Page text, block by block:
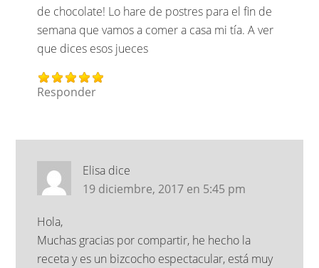
de chocolate! Lo hare de postres para el fin de
semana que vamos a comer a casa mi tía. A ver
que dices esos jueces
Responder
Elisa dice
19 diciembre, 2017 en 5:45 pm
Hola,
Muchas gracias por compartir, he hecho la
receta y es un bizcocho espectacular, está muy